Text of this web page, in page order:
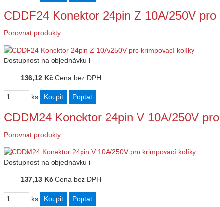
CDDF24 Konektor 24pin Z 10A/250V
Porovnat produkty
Dostupnost na objednávku i
136,12 Kč Cena bez DPH
ks
CDDM24 Konektor 24pin V 10A/250V
Porovnat produkty
Dostupnost na objednávku i
137,13 Kč Cena bez DPH
ks